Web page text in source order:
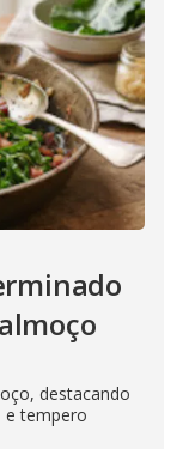
destacando
e tempero